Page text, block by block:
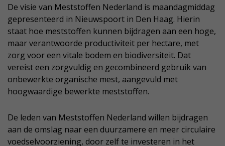
De visie van Meststoffen Nederland is maandagmiddag
gepresenteerd in Nieuwspoort in Den Haag. Hierin
staat hoe meststoffen kunnen bijdragen aan een hoge,
maar verantwoorde productiviteit per hectare, met
zorg voor een vitale bodem en biodiversiteit. Dat
vereist een zorgvuldig en gecombineerd gebruik van
onbewerkte organische mest, aangevuld met
hoogwaardige bewerkte meststoffen.
De leden van Meststoffen Nederland willen bijdragen
aan de omslag naar een duurzamere en meer circulaire
voedselvoorziening, door zelf te investeren in het